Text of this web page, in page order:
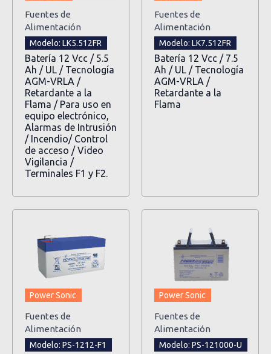
Fuentes de
Alimentación
Modelo: LK5.512FR
Batería 12 Vcc / 5.5
Ah / UL / Tecnología
AGM-VRLA /
Retardante a la
Flama / Para uso en
equipo electrónico,
Alarmas de Intrusión
/ Incendio/ Control
de acceso / Video
Vigilancia /
Terminales F1 y F2.
Fuentes de
Alimentación
Modelo: LK7.512FR
Batería 12 Vcc / 7.5
Ah / UL / Tecnología
AGM-VRLA /
Retardante a la
Flama
Power Sonic
Fuentes de
Alimentación
Modelo: PS-1212-F1
Power Sonic
Fuentes de
Alimentación
Modelo: PS-121000-U